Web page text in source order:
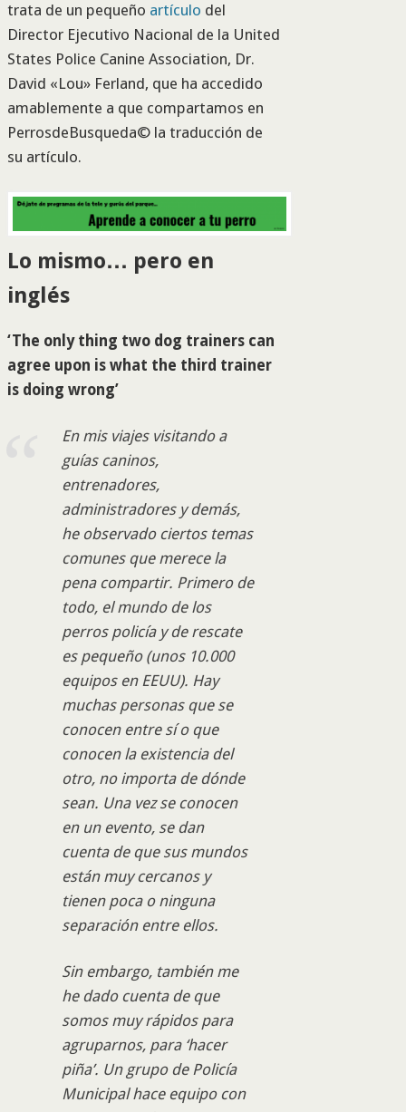
trata de un pequeño artículo del
Director Ejecutivo Nacional de la United
States Police Canine Association, Dr.
David «Lou» Ferland, que ha accedido
amablemente a que compartamos en
PerrosdeBusqueda© la traducción de
su artículo.
Lo mismo… pero en
inglés
‘The only thing two dog trainers can
agree upon is what the third trainer
is doing wrong’
En mis viajes visitando a
guías caninos,
entrenadores,
administradores y demás,
he observado ciertos temas
comunes que merece la
pena compartir. Primero de
todo, el mundo de los
perros policía y de rescate
es pequeño (unos 10.000
equipos en EEUU). Hay
muchas personas que se
conocen entre sí o que
conocen la existencia del
otro, no importa de dónde
sean. Una vez se conocen
en un evento, se dan
cuenta de que sus mundos
están muy cercanos y
tienen poca o ninguna
separación entre ellos.
Sin embargo, también me
he dado cuenta de que
somos muy rápidos para
agruparnos, para ‘hacer
piña’. Un grupo de Policía
Municipal hace equipo con